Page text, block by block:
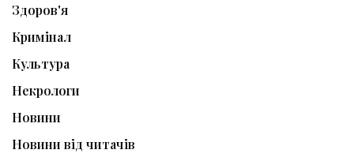
Здоров'я
Кримінал
Культура
Некрологи
Новини
Новини від читачів